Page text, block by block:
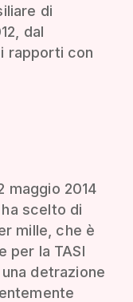
di
dal
rapporti con
maggio 2014
scelto di
mille, che è
per la TASI
detrazione